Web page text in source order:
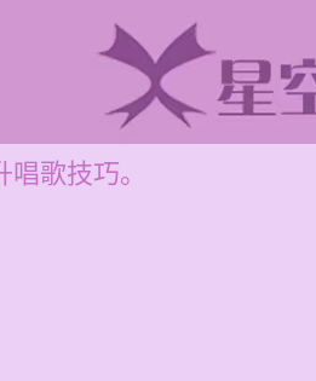
歌技巧。